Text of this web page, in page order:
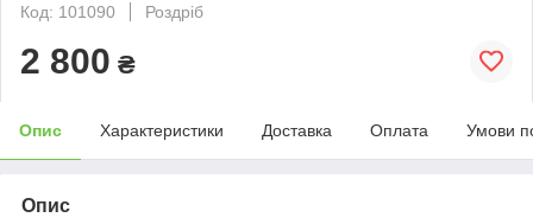
Код: 101090
Роздріб
2 800 ₴
Опис Характеристики Доставка Оплата Умови
Опис